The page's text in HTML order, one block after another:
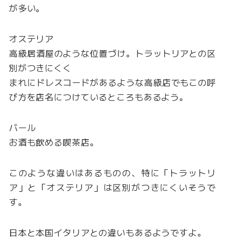
が多い。
オステリア
高級居酒屋のような位置づけ。トラットリアとの区
別がつきにくく
まれにドレスコードがあるような高級店でもこの呼
び方を店名につけているところもあるよう。
バール
お酒も飲める喫茶店。
このような違いはあるものの、特に「トラットリ
ア」と「オステリア」は区別がつきにくいそうで
す。
日本と本国イタリアとの違いもあるようですよ。